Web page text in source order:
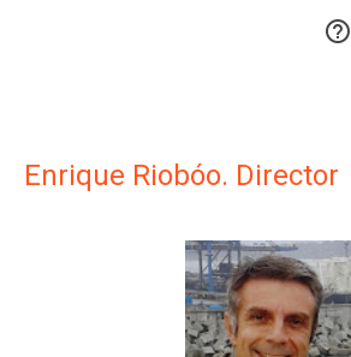

Enrique Riobóo. Director